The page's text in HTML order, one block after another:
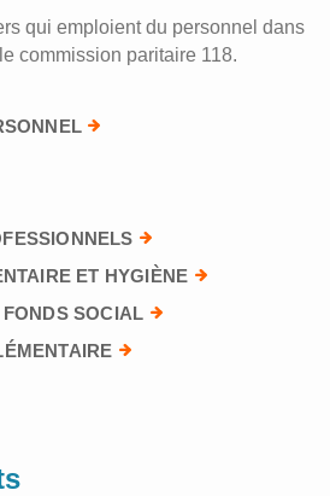
qui emploient du personnel dans
commission paritaire 118.
ET HYGIÈNE
SOCIAL